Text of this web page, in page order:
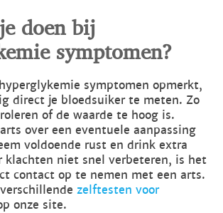
doen bij
symptomen?
symptomen opmerkt,
direct je bloedsuiker te meten. Zo
of de waarde te hoog is.
over een eventuele aanpassing
voldoende rust en drink extra
klachten niet snel verbeteren, is het
contact op te nemen met een arts.
zelftesten voor
onze site.